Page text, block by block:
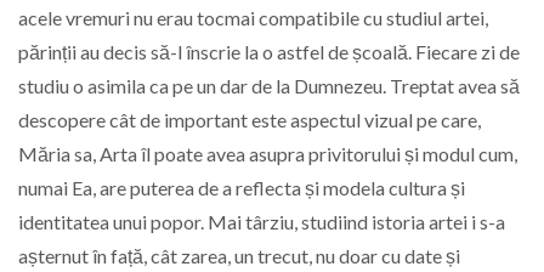
acele vremuri nu erau tocmai compatibile cu studiul artei,
părinții au decis să-l înscrie la o astfel de școală. Fiecare zi de
studiu o asimila ca pe un dar de la Dumnezeu. Treptat avea să
descopere cât de important este aspectul vizual pe care,
Măria sa, Arta îl poate avea asupra privitorului și modul cum,
numai Ea, are puterea de a reflecta și modela cultura și
identitatea unui popor. Mai târziu, studiind istoria artei i s-a
așternut în față, cât zarea, un trecut, nu doar cu date și